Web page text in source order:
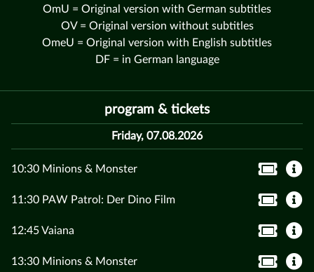
OmU = Original version with German subtitles
OV = Original version without subtitles
OmeU = Original version with English subtitles
DF = in German language
program & tickets
Friday, 07.08.2026
10:30 Minions & Monster
11:30 PAW Patrol: Der Dino Film
12:45 Vaiana
13:30 Minions & Monster